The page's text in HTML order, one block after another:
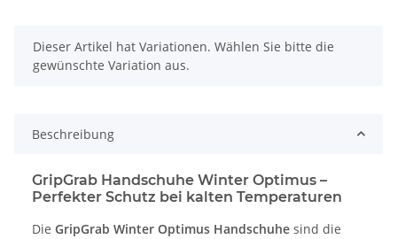
x
Dieser Artikel hat Variationen. Wählen Sie bitte die
gewünschte Variation aus.
Beschreibung
GripGrab Handschuhe Winter Optimus –
Perfekter Schutz bei kalten Temperaturen
Die GripGrab Winter Optimus Handschuhe sind die